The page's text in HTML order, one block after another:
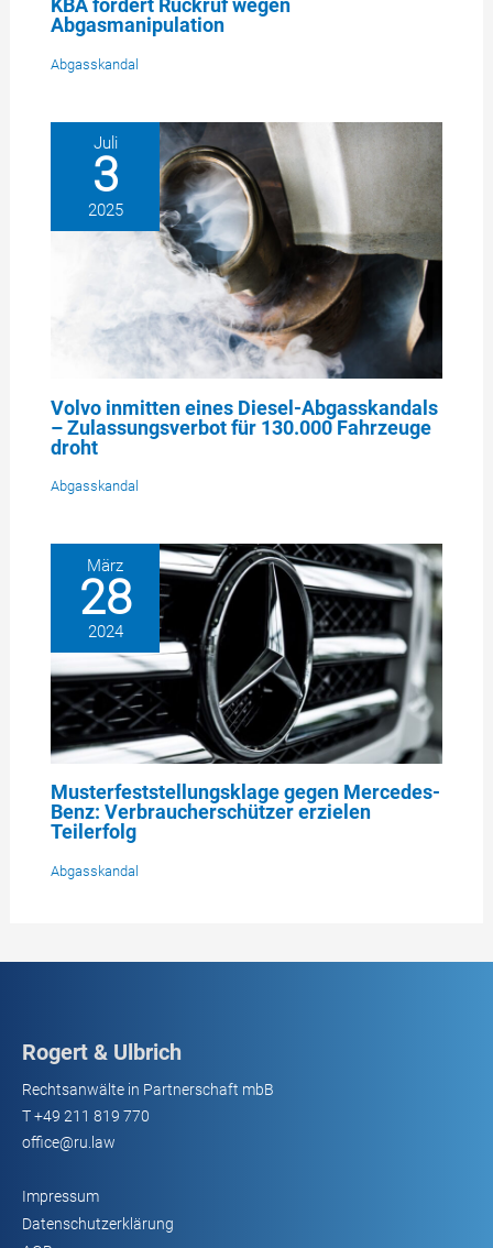
KBA fordert Rückruf wegen
Abgasmanipulation
Abgasskandal
Juli
3
2025
Volvo inmitten eines Diesel-Abgasskandals
– Zulassungsverbot für 130.000 Fahrzeuge
droht
Abgasskandal
März
28
2024
Musterfeststellungsklage gegen Mercedes-
Benz: Verbraucherschützer erzielen
Teilerfolg
Abgasskandal
Rogert & Ulbrich
Rechtsanwälte in Partnerschaft mbB
T+49 211 819 770
office@ru.law
Impressum
Datenschutzerklärung